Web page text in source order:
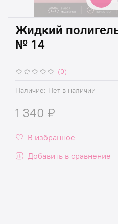
(0)
Наличие: Нет в наличии
Жидкий
№ 14
1 340 ₽
В избранное
Добавить в сравнение